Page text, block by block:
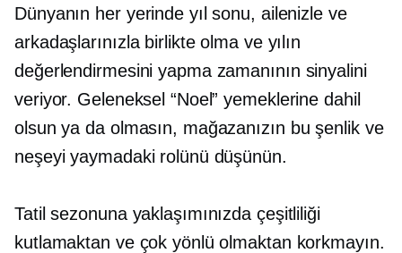
Dünyanın her yerinde yıl sonu, ailenizle ve
arkadaşlarınızla birlikte olma ve yılın
değerlendirmesini yapma zamanının sinyalini
veriyor. Geleneksel “Noel” yemeklerine dahil
olsun ya da olmasın, mağazanızın bu şenlik ve
neşeyi yaymadaki rolünü düşünün.
Tatil sezonuna yaklaşımınızda çeşitliliği
kutlamaktan ve çok yönlü olmaktan korkmayın.